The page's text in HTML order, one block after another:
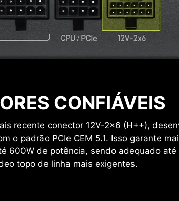
CONFIÁVEIS
recente conector 12V-2x6 (H++),
o padrão PCIe CEM 5.1. Isso garante
600W de potência, sendo adequado até
topo de linha mais exigentes.